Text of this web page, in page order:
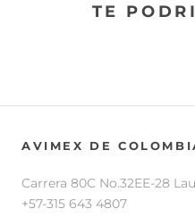
TE
AVIMEX DE
Carrera 80C No.32EE-28
+57-315 643 4807